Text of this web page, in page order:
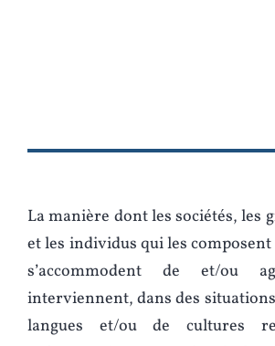
La manière dont les sociétés, les
et les individus qui les
s’accommodent de et/ou
interviennent, dans des
langues et/ou de cultures